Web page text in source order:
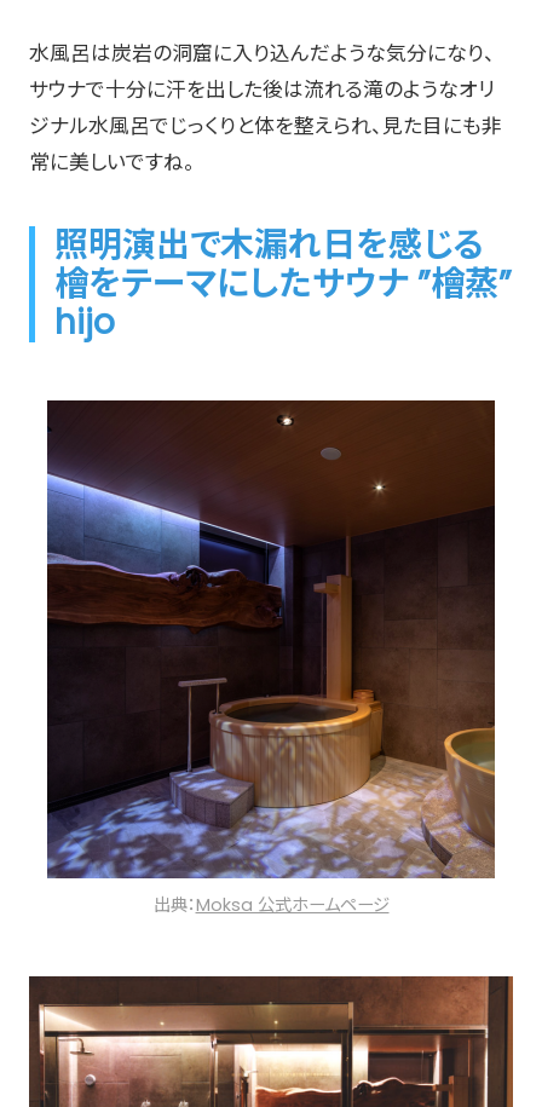
水風呂は炭岩の洞窟に入り込んだような気分になり、
サウナで十分に汗を出した後は流れる滝のようなオリ
ジナル水風呂でじっくりと体を整えられ、見た目にも非
常に美しいですね。
照明演出で木漏れ日を感じる
檜をテーマにしたサウナ ”檜蒸”
hijo
出典：Moksa 公式ホームページ